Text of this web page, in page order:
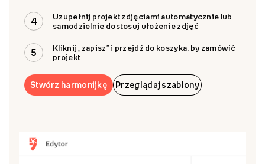
4
Uzupełnij projekt zdjęciami automatycznie lub
samodzielnie dostosuj ułożenie zdjęć
5
Kliknij „zapisz” i przejdź do koszyka, by zamówić
projekt
Stwórz harmonijkę Przeglądaj szablony